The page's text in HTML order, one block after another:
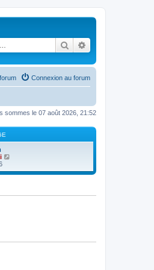
Rechercher
Connexion au forum
sommes le 07 août 2026, 21:52
i
r